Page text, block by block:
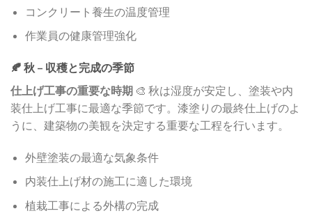
コンクリート養生の温度管理
作業員の健康管理強化
🍂 秋 – 収穫と完成の季節
仕上げ工事の重要な時期 🎨 秋は湿度が安定し、塗装や内
装仕上げ工事に最適な季節です。漆塗りの最終仕上げのよ
うに、建築物の美観を決定する重要な工程を行います。
外壁塗装の最適な気象条件
内装仕上げ材の施工に適した環境
植栽工事による外構の完成